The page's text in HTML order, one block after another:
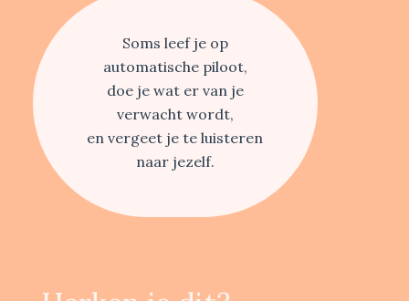
Soms leef je op
automatische piloot,
doe je wat er van je
verwacht wordt,
en vergeet je te luisteren
naar jezelf.